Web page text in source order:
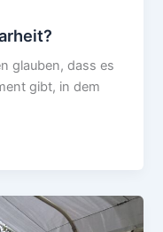
glauben, dass es
gibt, in dem